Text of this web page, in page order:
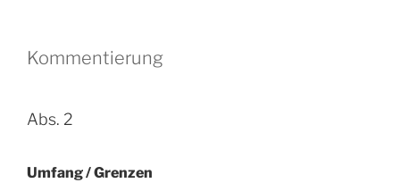
Kommentierung
Abs. 2
Umfang / Grenzen